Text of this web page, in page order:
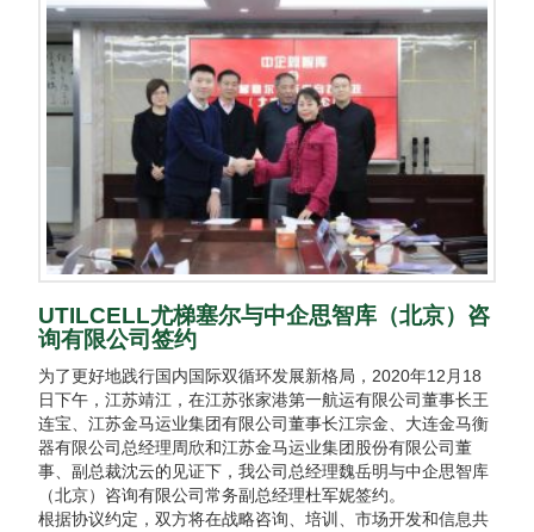
UTILCELL尤梯塞尔与中企思智库（北京）咨
询有限公司签约
为了更好地践行国内国际双循环发展新格局，2020年12月18
日下午，江苏靖江，在江苏张家港第一航运有限公司董事长王
连宝、江苏金马运业集团有限公司董事长江宗金、大连金马衡
器有限公司总经理周欣和江苏金马运业集团股份有限公司董
事、副总裁沈云的见证下，我公司总经理魏岳明与中企思智库
（北京）咨询有限公司常务副总经理杜军妮签约。
根据协议约定，双方将在战略咨询、培训、市场开发和信息共